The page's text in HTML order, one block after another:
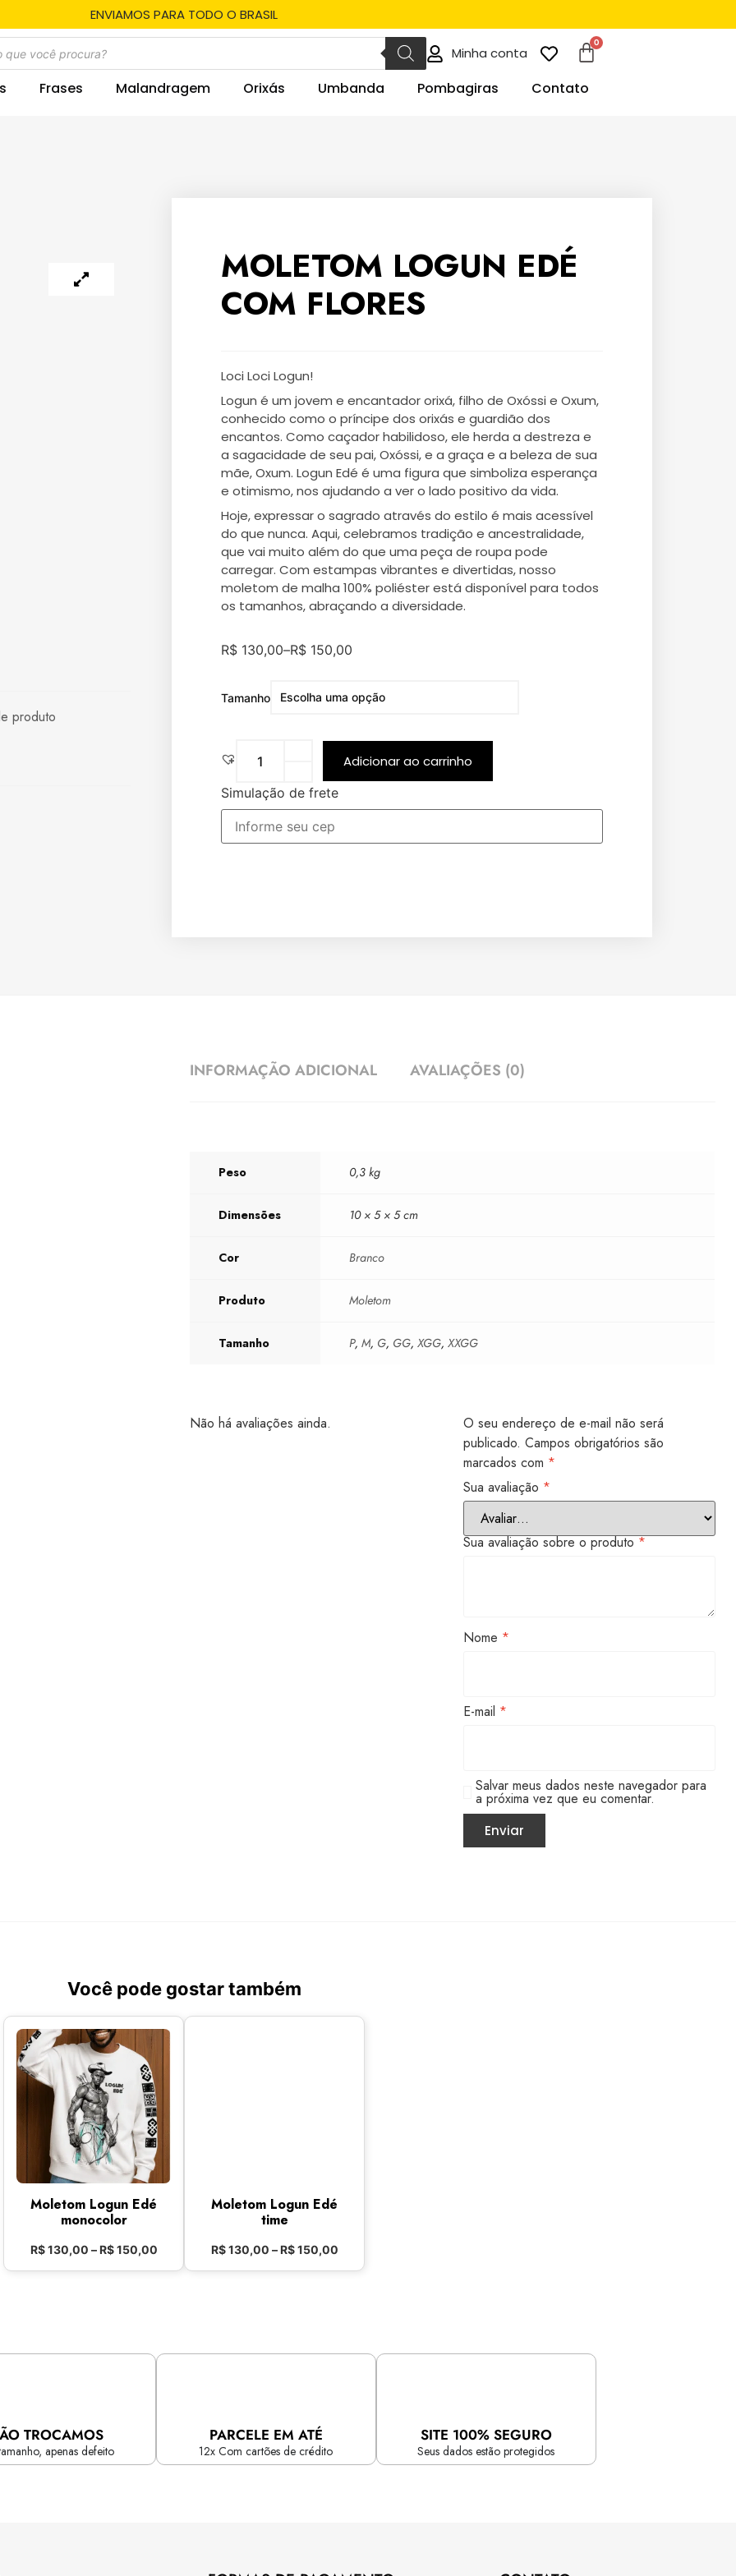
ENVIAMOS PARA TODO O BRASIL
Minha conta
Frases Malandragem Orixás Umbanda Pombagiras Contato
produto
MOLETOM LOGUN EDÉ
COM FLORES
Loci Loci Logun!
Logun é um jovem e encantador orixá, filho de Oxóssi e Oxum,
conhecido como o príncipe dos orixás e guardião dos
encantos. Como caçador habilidoso, ele herda a destreza e
a sagacidade de seu pai, Oxóssi, e a graça e a beleza de sua
mãe, Oxum. Logun Edé é uma figura que simboliza esperança
e otimismo, nos ajudando a ver o lado positivo da vida.
Hoje, expressar o sagrado através do estilo é mais acessível
do que nunca. Aqui, celebramos tradição e ancestralidade,
que vai muito além do que uma peça de roupa pode
carregar. Com estampas vibrantes e divertidas, nosso
moletom de malha 100% poliéster está disponível para todos
os tamanhos, abraçando a diversidade.
R$ 130,00–R$ 150,00
Tamanho
Adicionar ao carrinho
Simulação de frete
INFORMAÇÃO ADICIONAL AVALIAÇÕES (0)
Peso 0,3 kg
Dimensões 10 × 5 × 5 cm
Cor Branco
Produto Moletom
Tamanho P,M, G, GG,XGG,XXGG
Não há avaliações ainda.
O seu endereço de e-mail não será
publicado. Campos obrigatórios são
marcados com *
Sua avaliação *
Sua avaliação sobre o produto*
Nome *
E-mail *
Salvar meus dados neste navegador para
a próxima vez que eu comentar.
Você pode gostar também
Moletom Logun Edé
monocolor
R$130,00 – R$150,00
Moletom Logun Edé
time
R$130,00 – R$150,00
TROCAMOS
apenas defeito
PARCELE EM ATÉ
12x Com cartões de crédito
SITE 100% SEGURO
Seus dados estão protegidos